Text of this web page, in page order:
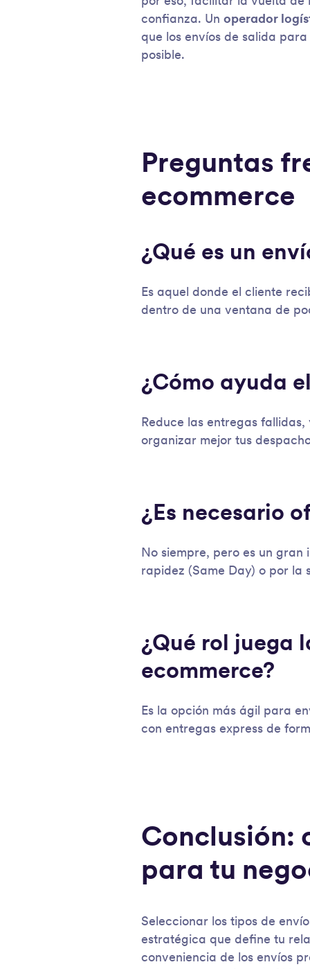
confianza. Un operador
que los envíos de salida
posible.
Preguntas
ecommerce
¿Qué es un
Es aquel donde el cliente
dentro de una ventana de
¿Cómo ayuda
Reduce las entregas
organizar mejor tus
¿Es necesario
No siempre, pero es un
rapidez (Same Day) o por la
¿Qué rol juega
ecommerce?
Es la opción más ágil para
con entregas express de
Conclusión:
para tu
Seleccionar los tipos de
estratégica que define tu
conveniencia de los envíos